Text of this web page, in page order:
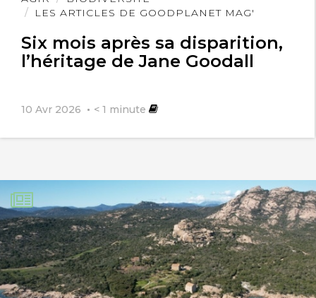
LES ARTICLES DE GOODPLANET MAG'
Six mois après sa disparition,
l’héritage de Jane Goodall
10 Avr 2026 < 1 minute
l'article